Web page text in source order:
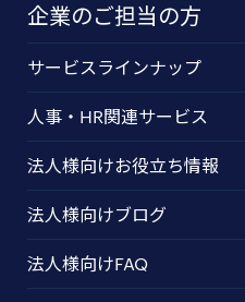
企業のご担当の方
サービスラインナップ
人事・HR関連サービス
法人様向けお役立ち情報
法人様向けブログ
法人様向けFAQ